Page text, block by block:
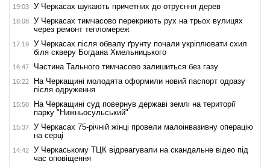
19:03 У Черкасах шукають причетних до отруєння дерев
18:08
У Черкасах тимчасово перекриють рух на трьох вулицях
через ремонт тепломереж
17:19
У Черкасах після обвалу ґрунту почали укріплювати схил
біля скверу Богдана Хмельницького
16:47 Частина Тального тимчасово залишиться без газу
16:22
На Черкащині молодята оформили новий паспорт одразу
після одруження
15:50
На Черкащині суд повернув державі землі на території
парку "Нижньосульський"
15:37
У Черкасах 75-річній жінці провели малоінвазивну операцію
на серці
14:42
У Черкаському ТЦК відреагували на скандальне відео під
час оповіщення